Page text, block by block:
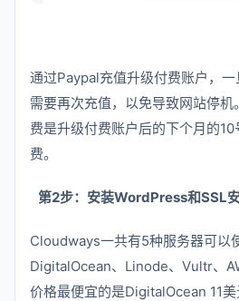
通过Paypal充值升级付费账户，
需要再次充值，以免导致网站停
费是升级付费账户后的下个月的
费。
第2步：安装WordPress和SSL
Cloudways一共有5种服务器可以
DigitalOcean、Linode、Vultr、
价格最便宜的是DigitalOcean 11